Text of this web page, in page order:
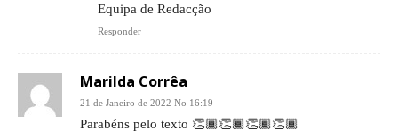
Equipa de Redacção
Responder
Marilda Corrêa
21 de Janeiro de 2022 No 16:19
Parabéns pelo texto 👏🏾👏🏾👏🏾👏🏾